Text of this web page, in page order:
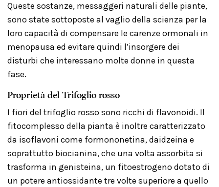
Queste sostanze, messaggeri naturali delle piante,
sono state sottoposte al vaglio della scienza per la
loro capacità di compensare le carenze ormonali in
menopausa ed evitare quindi l’insorgere dei
disturbi che interessano molte donne in questa
fase.
Proprietà del Trifoglio rosso
I fiori del trifoglio rosso sono ricchi di flavonoidi. Il
fitocomplesso della pianta è inoltre caratterizzato
da isoflavoni come formononetina, daidzeina e
soprattutto biocianina, che una volta assorbita si
trasforma in genisteina, un fitoestrogeno dotato di
un potere antiossidante tre volte superiore a quello